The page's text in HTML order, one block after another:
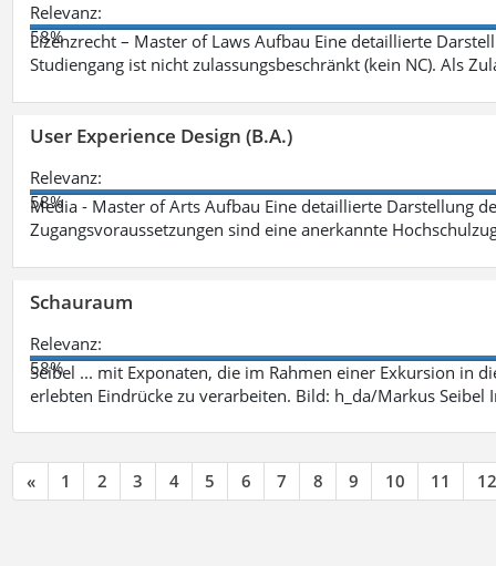
Relevanz:
58%
Lizenzrecht – Master of Laws Aufbau Eine detaillierte
Studiengang ist nicht zulassungsbeschränkt (kein NC). Als
User Experience Design (B.A.)
Relevanz:
58%
Media - Master of Arts Aufbau Eine detaillierte Darstellung
Zugangsvoraussetzungen sind eine anerkannte
Schauraum
Relevanz:
58%
Seibel ... mit Exponaten, die im Rahmen einer Exkursion in
erlebten Eindrücke zu verarbeiten. Bild: h_da/Markus Seibel
« 1 2 3 4 5 6 7 8 9 10 11 12